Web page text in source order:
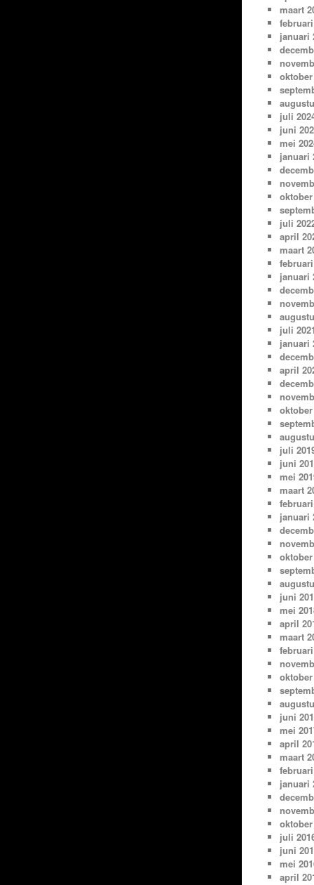
maart
januari
oktober
juli
juni
mei
januari
oktober
juli
april
maart
januari
juli
januari
april
oktober
juli
juni
mei
maart
januari
oktober
juni
mei
april
maart
oktober
juni
mei
april
maart
januari
oktober
juli
juni
mei
april